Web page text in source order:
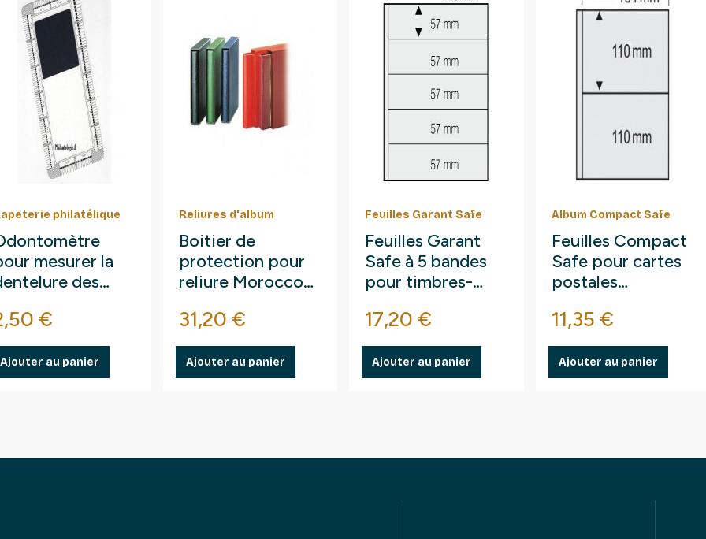
philatélique
mesurer la
des
€
Ajouter au panier
Reliures d'album
Boitier de
protection pour
reliure Morocco
Prix
31,20 €
Ajouter au panier
Feuilles Garant Safe
Feuilles Garant
Safe à 5 bandes
pour timbres-
Prix
17,20 €
Ajouter au panier
Album Compact Safe
Feuilles Compact
Safe pour cartes
postales
Prix
11,35 €
Ajouter au panier